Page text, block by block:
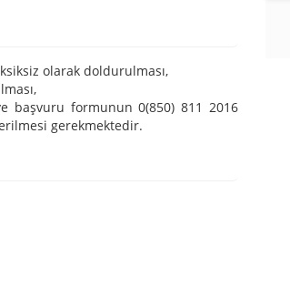
olarak doldurulması,
başvuru formunun 0(850) 811 2016
gerekmektedir.